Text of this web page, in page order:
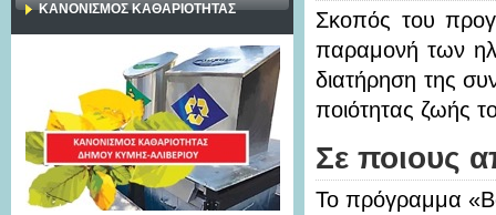
ΚΑΝΟΝΙΣΜΌΣ ΚΑΘΑΡΙΌΤΗΤΑΣ
Σκοπός του
παραμονή των
διατήρηση της
ποιότητας ζωής
Σε ποιους
Το πρόγραμμα